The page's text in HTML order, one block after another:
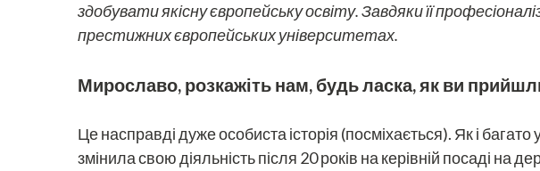
здобувати якісну європейську освіту. Завдяки її
престижних європейських університетах.
Мирославо, розкажіть нам, будь ласка, як ви
Це насправді дуже особиста історія (посміхається). Як і
змінила свою діяльність після 20 років на керівній посаді на